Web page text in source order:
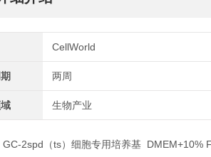
CellWorld
两周
生物产业
2spd（ts）细胞专用培养基 DMEM+10%